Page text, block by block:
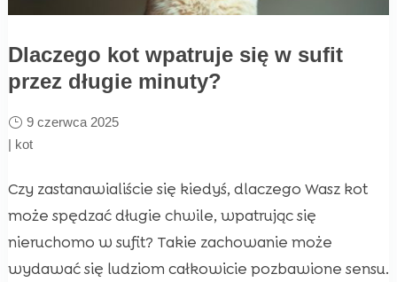
Dlaczego kot wpatruje się w sufit
przez długie minuty?
9 czerwca 2025
| kot
Czy zastanawialiście się kiedyś, dlaczego Wasz kot
może spędzać długie chwile, wpatrując się
nieruchomo w sufit? Takie zachowanie może
wydawać się ludziom całkowicie pozbawione sensu.